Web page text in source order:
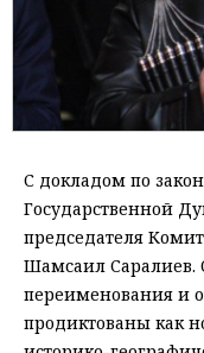
С докладом по
Государственной
председателя
Шамсаил Саралиев.
переименования и
продиктованы как